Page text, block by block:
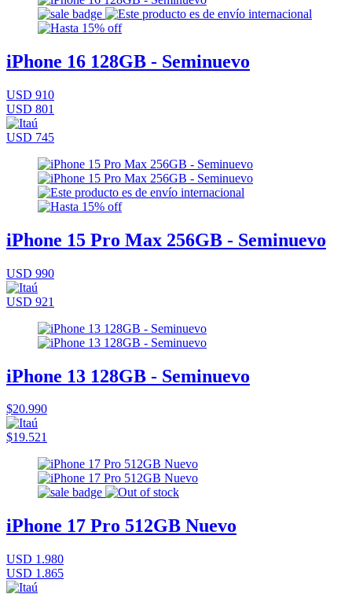
iPhone 16 128GB - Seminuevo
USD 910
USD 801
USD 745
iPhone 15 Pro Max 256GB - Seminuevo
USD 990
USD 921
iPhone 13 128GB - Seminuevo
$20.990
$19.521
iPhone 17 Pro 512GB Nuevo
USD 1.980
USD 1.865